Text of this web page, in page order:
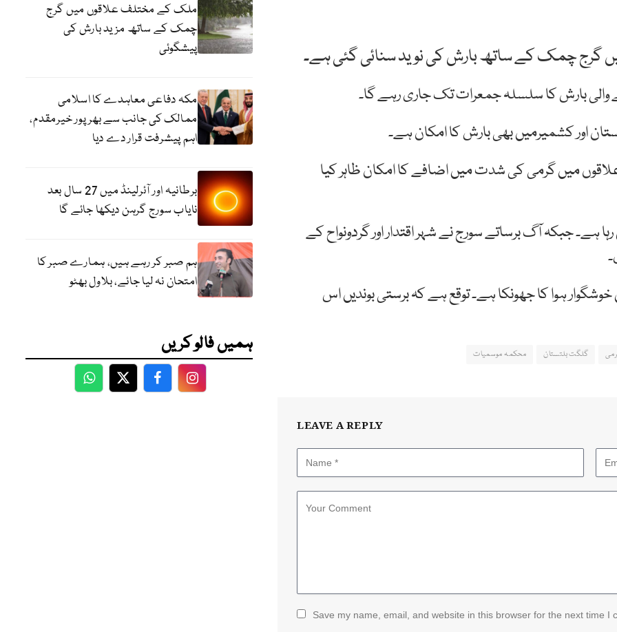
گرج چمک کے ساتھ بارش کی نوید سنائی گئی ہے۔
والی بارش کا سلسلہ جمعرات تک جاری رہے گا۔
اور کشمیرمیں بھی بارش کا امکان ہے۔
میں گرمی کی شدت میں اضافے کا امکان ظاہر کیا
جبکہ آگ برساتے سورج نے شہر اقتدار اور گردونواح کے
ہوا کا جھونکا ہے۔ توقع ہے کہ برستی بوندیں اس
گلگت بلتستان محکمہ موسمیات
LEAVE A REPLY
Save my name, email, and website in this browser for the next time I
ملک کے مختلف علاقوں میں گرج
چمک کے ساتھ مزید بارش کی
پیشگوئی
مکہ دفاعی معاہدے کا اسلامی
ممالک کی جانب سے بھرپور خیرمقدم،
اہم پیشرفت قرار دے دیا
برطانیہ اور آئرلینڈ میں 27 سال بعد
نایاب سورج گرہن دیکھا جائے گا
ہم صبر کر رہے ہیں، ہمارے صبر کا
امتحان نہ لیا جائے، بلاول بھٹو
ہمیں فالو کریں
WhatsApp
TwitterFacebookFacebook